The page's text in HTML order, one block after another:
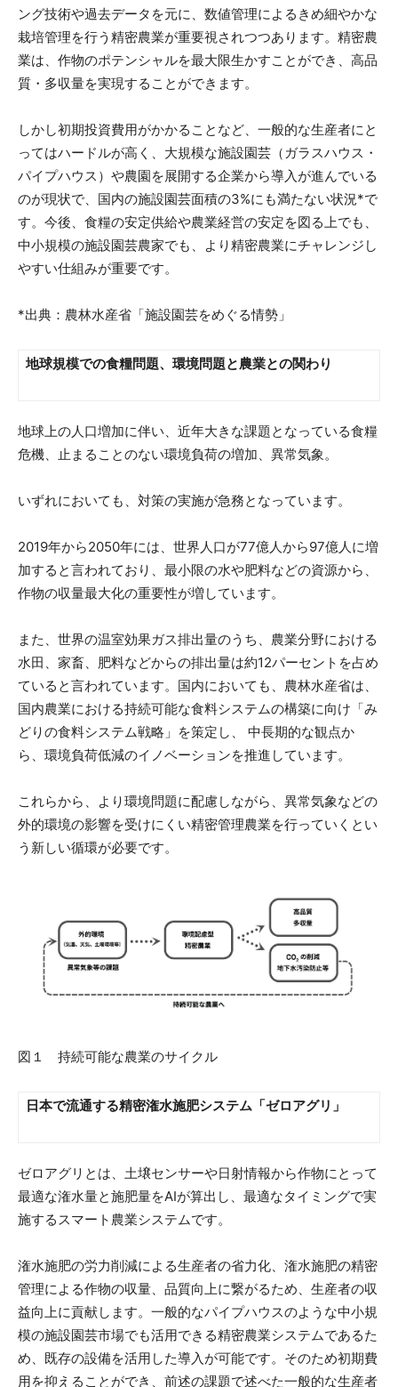
ング技術や過去データを元に、数値管理によるきめ細やかな
栽培管理を行う精密農業が重要視されつつあります。精密農
業は、作物のポテンシャルを最大限生かすことができ、高品
質・多収量を実現することができます。
しかし初期投資費用がかかることなど、一般的な生産者にと
ってはハードルが高く、大規模な施設園芸（ガラスハウス・
パイプハウス）や農園を展開する企業から導入が進んでいる
のが現状で、国内の施設園芸面積の3%にも満たない状況*で
す。今後、食糧の安定供給や農業経営の安定を図る上でも、
中小規模の施設園芸農家でも、より精密農業にチャレンジし
やすい仕組みが重要です。
*出典：農林水産省「施設園芸をめぐる情勢」
地球規模での食糧問題、環境問題と農業との関わり
地球上の人口増加に伴い、近年大きな課題となっている食糧
危機、止まることのない環境負荷の増加、異常気象。
いずれにおいても、対策の実施が急務となっています。
2019年から2050年には、世界人口が77億人から97億人に増
加すると言われており、最小限の水や肥料などの資源から、
作物の収量最大化の重要性が増しています。
​また、世界の温室効果ガス排出量のうち、農業分野における
水田、家畜、肥料などからの排出量は約12パーセントを占め
ていると言われています。国内においても、農林水産省は、
国内農業における持続可能な食料システムの構築に向け「み
どりの食料システム戦略」を策定し、 中長期的な観点か
ら、環境負荷低減のイノベーションを推進しています。
これらから、より環境問題に配慮しながら、異常気象などの
外的環境の影響を受けにくい精密管理農業を行っていくとい
う新しい循環が必要です。
図１ 持続可能な農業のサイクル
日本で流通する精密潅水施肥システム「ゼロアグリ」
ゼロアグリとは、土壌センサーや日射情報から作物にとって
最適な潅水量と施肥量をAIが算出し、最適なタイミングで実
施するスマート農業システムです。
潅水施肥の労力削減による生産者の省力化、潅水施肥の精密
管理による作物の収量、品質向上に繋がるため、生産者の収
益向上に貢献します。一般的なパイプハウスのような中小規
模の施設園芸市場でも活用できる精密農業システムであるた
め、既存の設備を活用した導入が可能です。そのため初期費
用を抑えることができ、前述の課題で述べた一般的な生産者